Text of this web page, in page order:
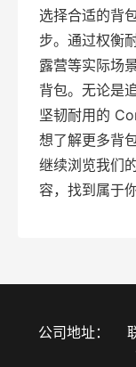
选择合适的背
步。通过权衡
露营等实际场
背包。无论是
坚韧耐用的
想了解更多背
继续浏览我们
容，找到属于
公司地址：